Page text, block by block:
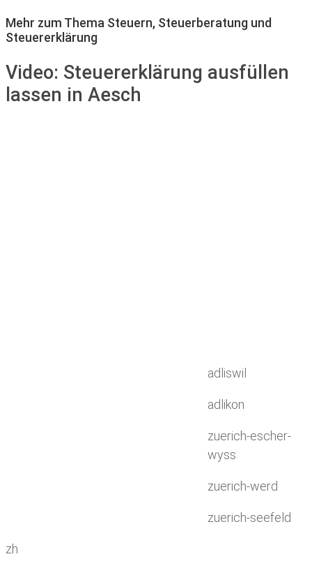
Mehr zum Thema Steuern, Steuerberatung und
Steuererklärung
Video: Steuererklärung ausfüllen
lassen in Aesch
adliswil
adlikon
zuerich-escher-
wyss
zuerich-werd
zuerich-seefeld
zh